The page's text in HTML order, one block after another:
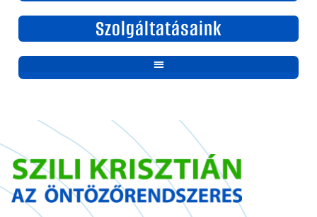
Szolgáltatásaink